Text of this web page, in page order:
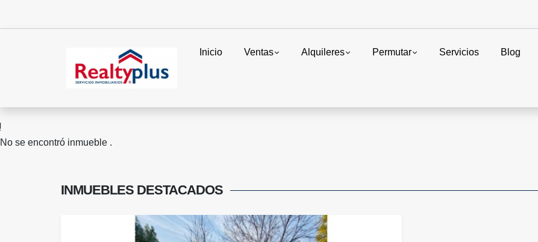
Inicio Ventas Alquileres Permutar Servicios Blog
No se encontró inmueble .
INMUEBLES DESTACADOS